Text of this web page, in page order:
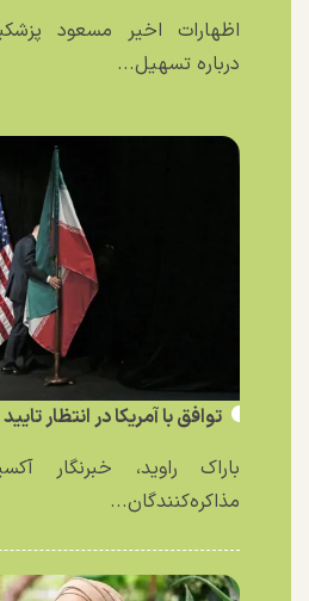
اظهارات اخیر مسعود
درباره تسهیل...
توافق با آمریکا در انتظار
باراک راوید، خبرنگار
مذاکره‌کنندگان...